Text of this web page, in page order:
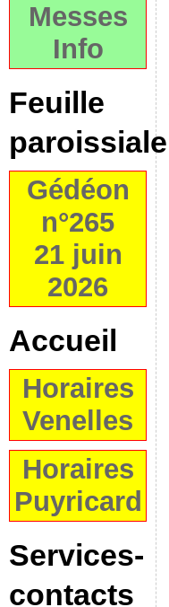
Messes
Info
Feuille
paroissiale
Gédéon
n°265
21 juin
2026
Accueil
Horaires
Venelles
Horaires
Puyricard
Services-
contacts